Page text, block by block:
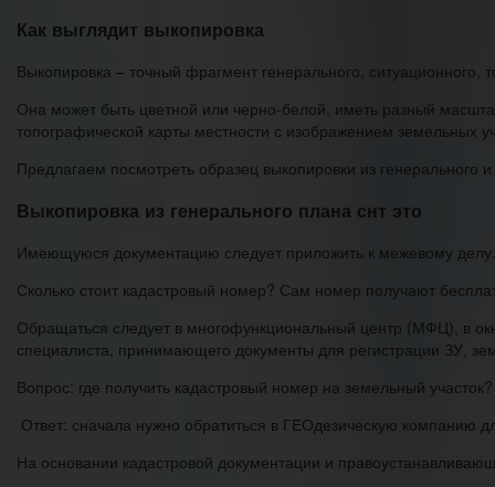
Как выглядит выкопировка
Выкопировка – точный фрагмент генерального, ситуационного,
Она может быть цветной или черно-белой, иметь разный
топографической карты местности с изображением земельных
Предлагаем посмотреть образец выкопировки из генерального
Выкопировка из генерального плана снт это
Имеющуюся документацию следует приложить к межевому
Сколько стоит кадастровый номер? Сам номер получают
Обращаться следует в многофункциональный центр (МФЦ), в
специалиста, принимающего документы для регистрации ЗУ,
Вопрос: где получить кадастровый номер на земельный участок?
Ответ: сначала нужно обратиться в ГЕОдезическую
На основании кадастровой документации и